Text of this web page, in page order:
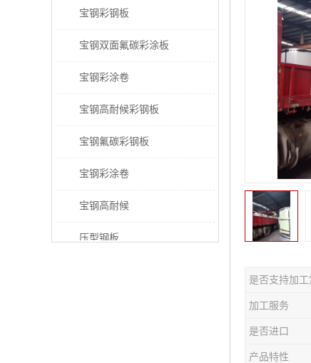
宝钢彩钢板
宝钢双面氟碳彩涂板
宝钢彩涂卷
宝钢高耐候彩钢板
宝钢氟碳彩钢板
宝钢彩涂卷
宝钢高耐候
压型钢板
是否支持加工
加工服务
是否进口
产品特性